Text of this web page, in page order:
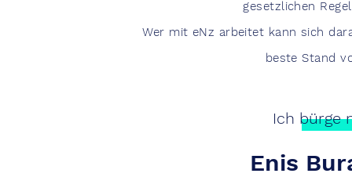
gesetzlichen
Wer mit eNz arbeitet kann sich
beste Stand
Ich bürge
Enis